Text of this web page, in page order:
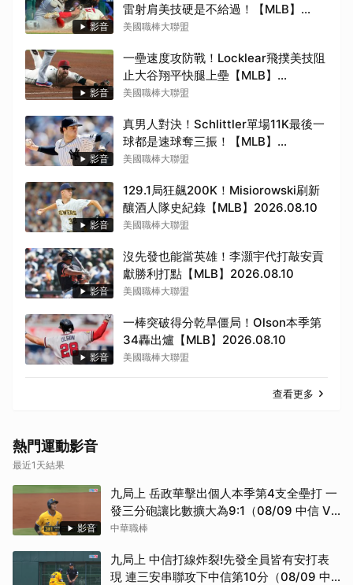
影音
雷射肩美技硬是不給過！【MLB】
2026.08.10
美國職棒大聯盟
影音
一壘速度攻防戰！Locklear飛撲美技阻
止大谷翔平快腿上壘【MLB】
2026.08.10
美國職棒大聯盟
影音
真男人對決！Schlittler單場11K最後一
球都是速球奪三振！【MLB】
2026.08.10
美國職棒大聯盟
影音
129.1局狂飆200K！Misiorowski刷新
釀酒人隊史紀錄【MLB】2026.08.10
美國職棒大聯盟
影音
沒先發也能當英雄！李灝宇代打敲安貢
獻勝利打點【MLB】2026.08.10
美國職棒大聯盟
影音
一棒突破得分乾旱僵局！Olson本季第
34轟出爐【MLB】2026.08.10
美國職棒大聯盟
查看更多
熱門運動影音
最近1天結果
影音
九局上 岳政華擊出個人本季第4支全壘打 一
發三分砲讓比數擴大為9:1（08/09 中信 VS
台鋼）
中華職棒
九局上 中信打線炸裂!先發全員皆有安打表
現 連三安串聯攻下中信第10分（08/09 中